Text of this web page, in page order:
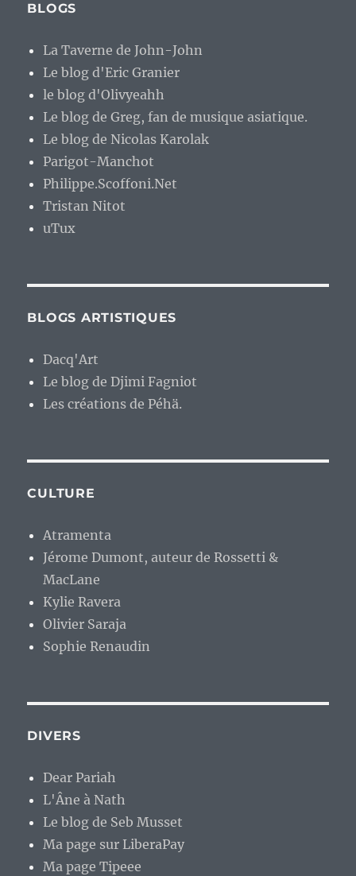
BLOGS
La Taverne de John-John
Le blog d'Eric Granier
le blog d'Olivyeahh
Le blog de Greg, fan de musique asiatique.
Le blog de Nicolas Karolak
Parigot-Manchot
Philippe.Scoffoni.Net
Tristan Nitot
uTux
BLOGS ARTISTIQUES
Dacq'Art
Le blog de Djimi Fagniot
Les créations de Péhä.
CULTURE
Atramenta
Jérome Dumont, auteur de Rossetti &
MacLane
Kylie Ravera
Olivier Saraja
Sophie Renaudin
DIVERS
Dear Pariah
L'Âne à Nath
Le blog de Seb Musset
Ma page sur LiberaPay
Ma page Tipeee